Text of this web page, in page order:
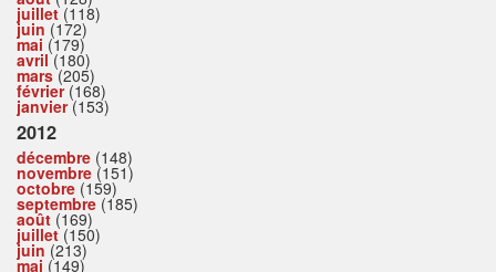
juillet(118)
juin (172)
mai (179)
avril(180)
mars(205)
février(168)
janvier(153)
2012
décembre (148)
novembre (151)
octobre (159)
septembre (185)
août (169)
juillet(150)
juin (213)
mai (149)